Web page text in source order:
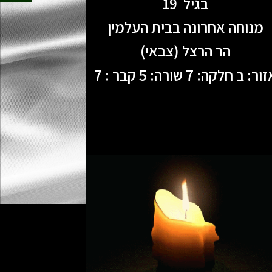
מנוחה אחרונה בבית העלמין
הר הרצל (צבאי)
ב חלקה: 7 שורה: 5 קבר : 7